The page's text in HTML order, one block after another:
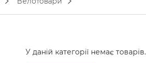
У даній категорії немає товарів.